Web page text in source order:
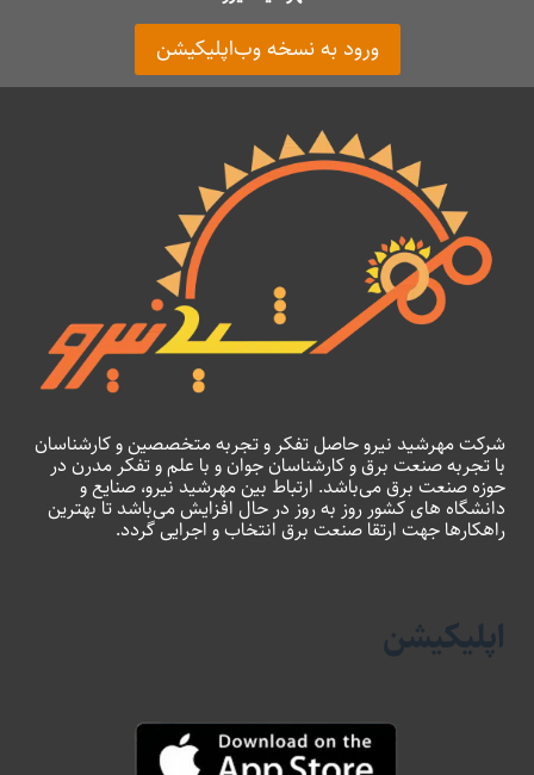
ورود به نسخه وب‌اپلیکیشن
شرکت مهرشید نیرو حاصل تفکر و تجربه متخصصین و کارشناسان
با تجربه صنعت برق و کارشناسان جوان و با علم و تفکر مدرن در
حوزه صنعت برق می‌باشد. ارتباط بین مهرشید نیرو، صنایع و
دانشگاه های کشور روز به روز در حال افزایش می‌باشد تا بهترین
راهکارها جهت ارتقا صنعت برق انتخاب و اجرایی گردد.
اپلیکیشن